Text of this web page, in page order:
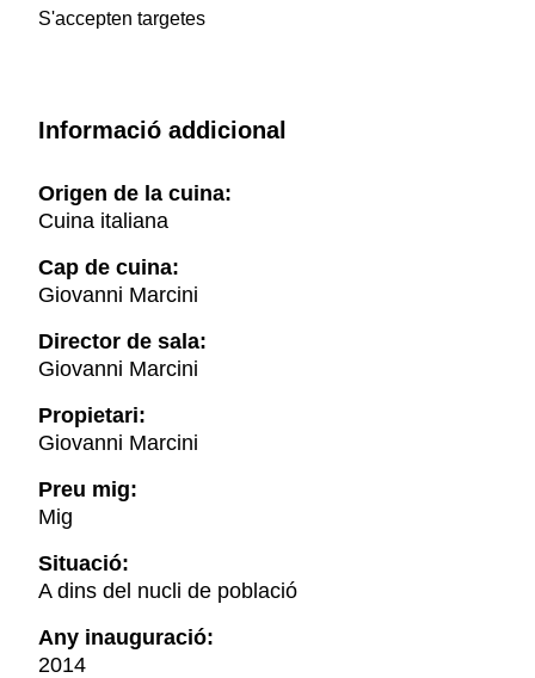
S'accepten targetes
Informació addicional
Origen de la cuina:
Cuina italiana
Cap de cuina:
Giovanni Marcini
Director de sala:
Giovanni Marcini
Propietari:
Giovanni Marcini
Preu mig:
Mig
Situació:
A dins del nucli de població
Any inauguració:
2014